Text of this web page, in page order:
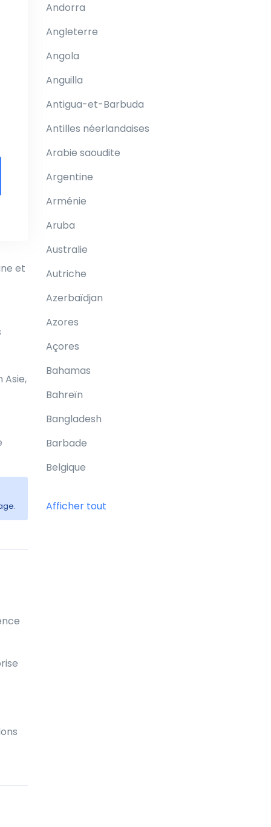
et
Asie,
Andorra
Angleterre
Angola
Anguilla
Antigua-et-Barbuda
Antilles néerlandaises
Arabie saoudite
Argentine
Arménie
Aruba
Australie
Autriche
Azerbaïdjan
Azores
Açores
Bahamas
Bahreïn
Bangladesh
Barbade
Belgique
Afficher tout